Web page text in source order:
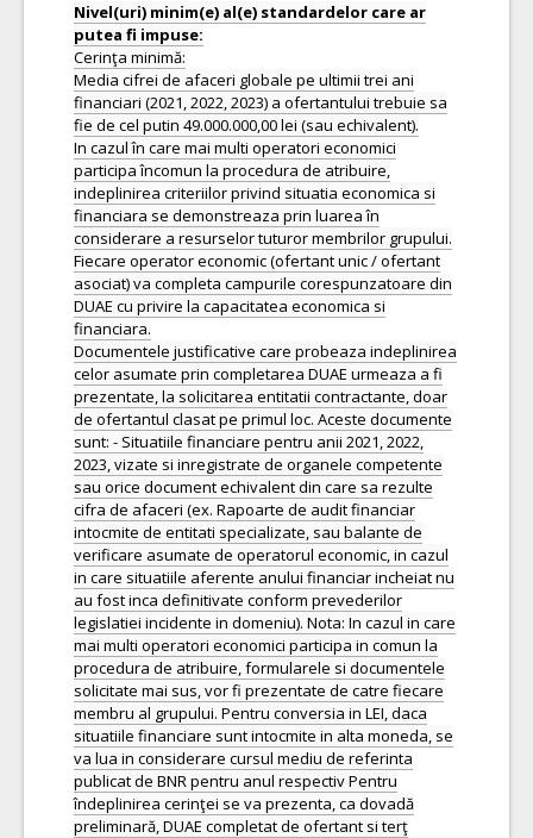
Nivel(uri) minim(e) al(e) standardelor care ar
Cerinţa minimă:
Media cifrei de afaceri globale pe ultimii trei ani
financiari (2021, 2022, 2023) a ofertantului trebuie sa
fie de cel putin 49.000.000,00 lei (sau echivalent).
In cazul în care mai multi operatori economici
participa încomun la procedura de atribuire,
indeplinirea criteriilor privind situatia economica si
financiara se demonstreaza prin luarea în
considerare a resurselor tuturor membrilor grupului.
Fiecare operator economic (ofertant unic / ofertant
asociat) va completa campurile corespunzatoare din
DUAE cu privire la capacitatea economica si
financiara.
Documentele justificative care probeaza indeplinirea
celor asumate prin completarea DUAE urmeaza a fi
prezentate, la solicitarea entitatii contractante, doar
de ofertantul clasat pe primul loc. Aceste documente
sunt: - Situatiile financiare pentru anii 2021, 2022,
2023, vizate si inregistrate de organele competente
sau orice document echivalent din care sa rezulte
cifra de afaceri (ex. Rapoarte de audit financiar
intocmite de entitati specializate, sau balante de
verificare asumate de operatorul economic, in cazul
in care situatiile aferente anului financiar incheiat nu
au fost inca definitivate conform prevederilor
legislatiei incidente in domeniu). Nota: In cazul in care
mai multi operatori economici participa in comun la
procedura de atribuire, formularele si documentele
solicitate mai sus, vor fi prezentate de catre fiecare
membru al grupului. Pentru conversia in LEI, daca
situatiile financiare sunt intocmite in alta moneda, se
va lua in considerare cursul mediu de referinta
publicat de BNR pentru anul respectiv Pentru
îndeplinirea cerinţei se va prezenta, ca dovadă
preliminară, DUAE completat de ofertant si terţ